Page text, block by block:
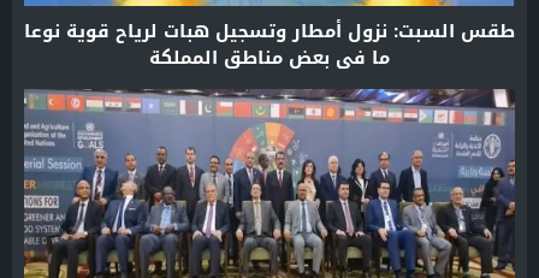
طقس السبت: نزول أمطار وتسجيل هبات لرياح قوية نوعا
ما في بعض مناطق المملكة